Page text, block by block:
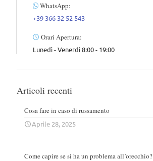
WhatsApp:
+39 366 32 52 543
Orari Apertura:
Lunedì - Venerdì 8:00 - 19:00
Articoli recenti
Cosa fare in caso di russamento
Aprile 28, 2025
Come capire se si ha un problema all’orecchio?